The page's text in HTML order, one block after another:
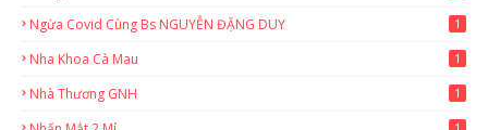
Ngừa Covid Cùng Bs NGUYỄN ĐẶNG DUY 1
Nha Khoa Cà Mau 1
Nhà Thương GNH 1